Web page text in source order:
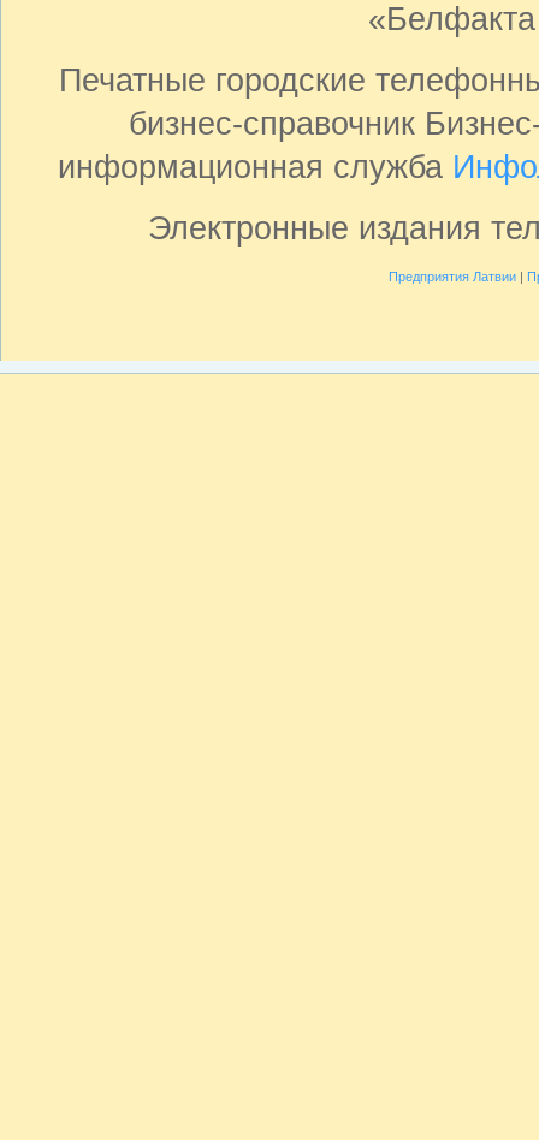
Печатные городские
бизнес-справочник
информационная служба
Электронные издания
Предприятия Латвии|